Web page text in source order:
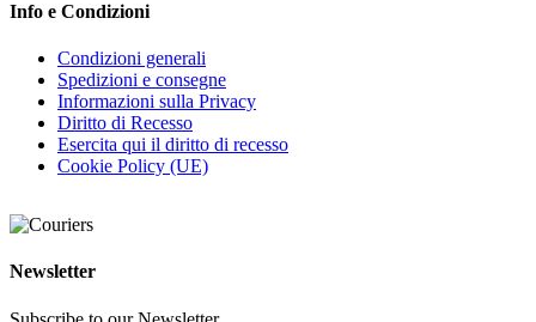
Info e Condizioni
Condizioni generali
Spedizioni e consegne
Informazioni sulla Privacy
Diritto di Recesso
Esercita qui il diritto di recesso
Cookie Policy (UE)
Newsletter